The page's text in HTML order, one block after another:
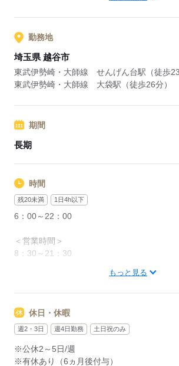
応募する
応募する
勤務地
埼玉県 越谷市
東武伊勢崎・大師線 せんげん台駅（徒歩23
東武伊勢崎・大師線 大袋駅（徒歩26分）
期間
長期
時間
残20未満 1日4h以下
6：00～22：00
＜営業時間＞
8：30～21：30
＜募集形態＞
（契約社員）
もっと見る
休日・休暇
週2・3日 週4日勤務 土日祝のみ
※公休2～5日/週
※有休あり（6ヵ月後付与）